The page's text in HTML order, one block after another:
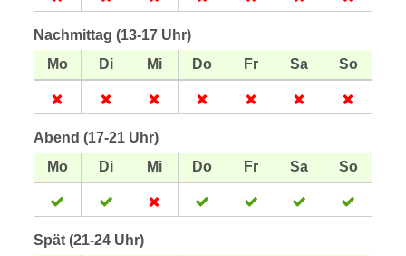
Nachmittag (13-17 Uhr)
Abend (17-21 Uhr)
Spät (21-24 Uhr)